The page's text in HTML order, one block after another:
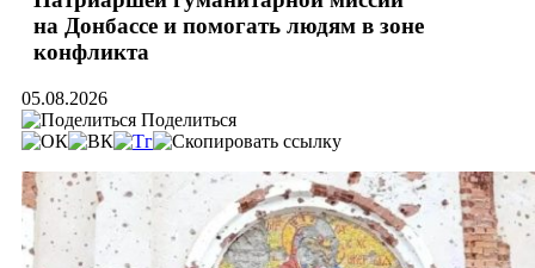
на Донбассе и помогать людям в зоне
конфликта
05.08.2026
Поделиться